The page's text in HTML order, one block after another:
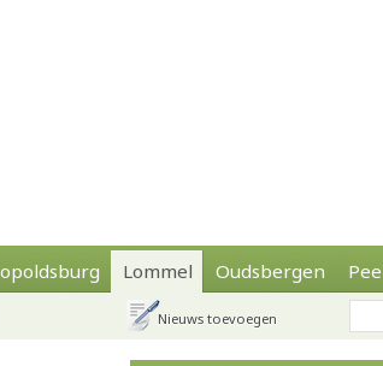
Lommel Oudsbergen
Nieuws toevoegen